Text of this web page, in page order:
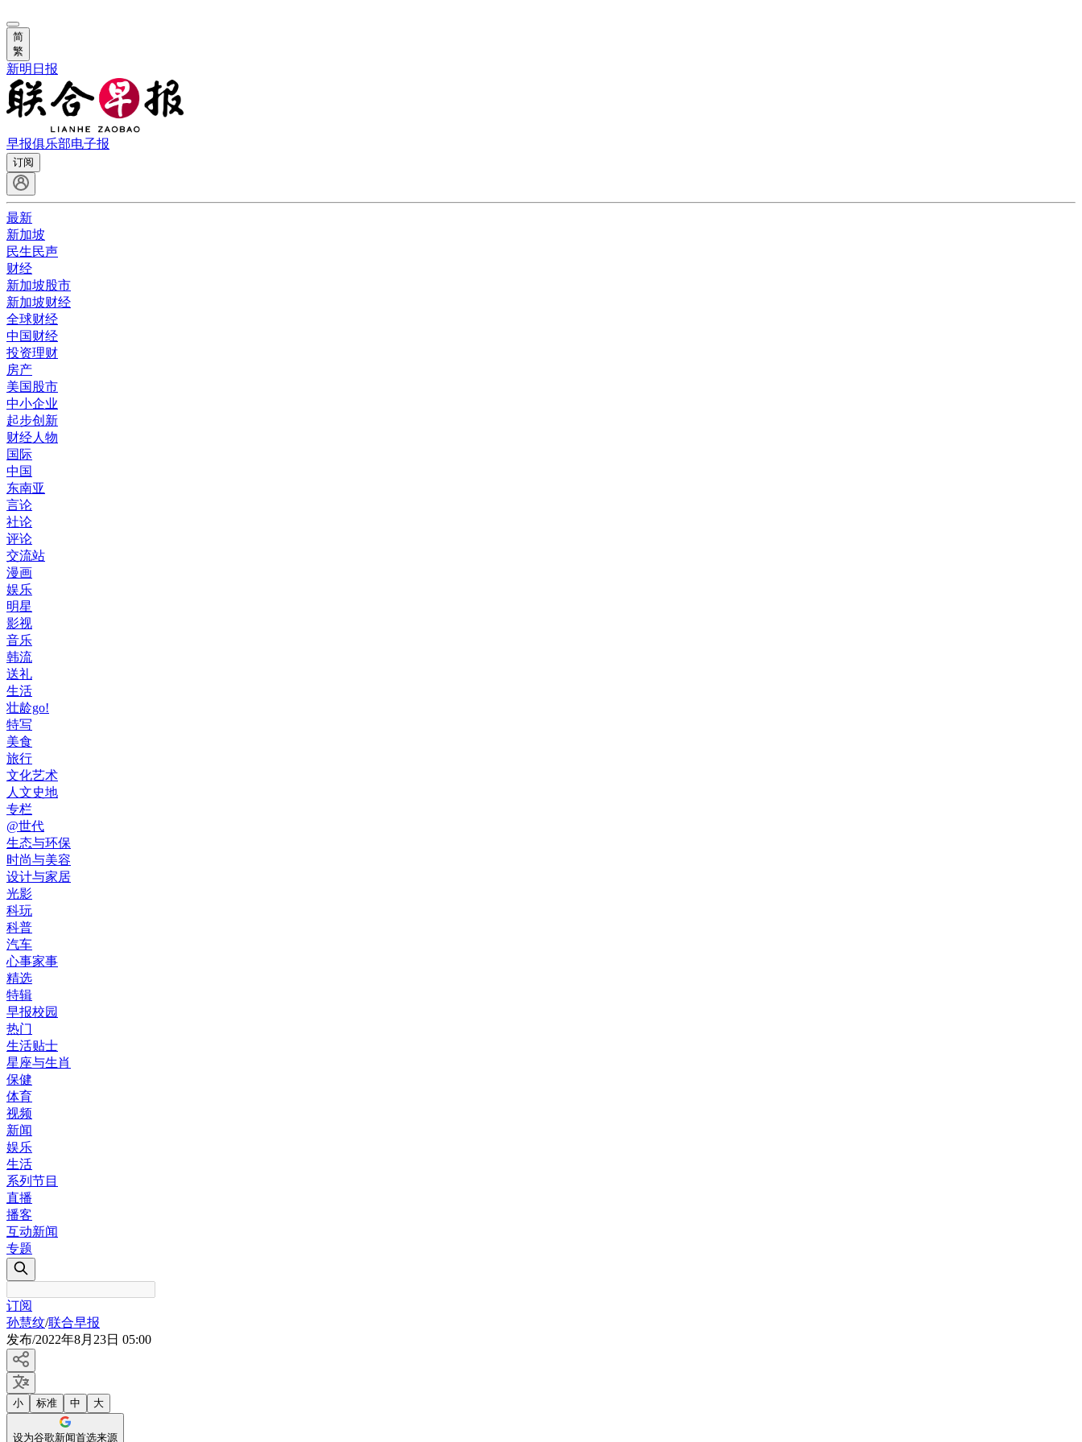
简
繁
新明日报
早报俱乐部电子报
订阅
最新
新加坡
民生民声
财经
新加坡股市
新加坡财经
全球财经
中国财经
投资理财
房产
美国股市
中小企业
起步创新
财经人物
国际
中国
东南亚
言论
社论
评论
交流站
漫画
娱乐
明星
影视
音乐
韩流
送礼
生活
壮龄go!
特写
美食
旅行
文化艺术
人文史地
专栏
@世代
生态与环保
时尚与美容
设计与家居
光影
科玩
科普
汽车
心事家事
精选
特辑
早报校园
热门
生活贴士
星座与生肖
保健
体育
视频
新闻
娱乐
生活
系列节目
直播
播客
互动新闻
专题
订阅
孙慧纹/联合早报
发布/2022年8月23日 05:00
小 标准 中 大
设为谷歌新闻首选来源